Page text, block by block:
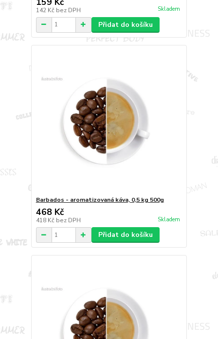
142 Kč bez DPH Skladem
Přidat do košíku
Barbados - aromatizovaná káva, 0,5 kg 500g
468 Kč
418 Kč bez DPH Skladem
Přidat do košíku